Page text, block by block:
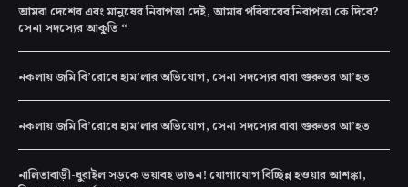
আমরা দেশের এবং মানুষের নিরাপত্তা দেই, আমার পরিবারের নিরাপত্তা কে দিবে?
সেনা সদস্যের আকুতি “
নকলায় জমি বি’রোধে হাম’লার অভিযোগ, সেনা সদস্যের বাবা গুরুতর আ’হত
নকলায় জমি বি’রোধে হাম’লার অভিযোগ, সেনা সদস্যের বাবা গুরুতর আ’হত
নালিতাবাড়ী-ধুরাইল সড়কে ভয়াবহ ভাঙন! যোগাযোগ বিচ্ছিন্ন হওয়ার আশঙ্কা,